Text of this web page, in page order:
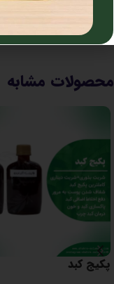
خرید و تحویل
محصولات مشابه
پکیج کبد